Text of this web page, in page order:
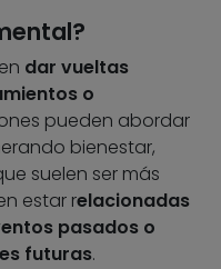
dar vueltas
o
pueden abordar
bienestar,
suelen ser más
estar relacionadas
pasados o
futuras.